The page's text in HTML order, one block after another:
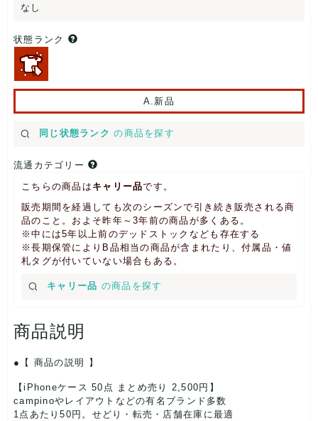
なし
状態ランク
A.新品
同じ状態ランク の商品を探す
流通カテゴリー
こちらの商品は キャリー品です。
販売期間を経過しても次のシーズンで引き続き販売される商
品のこと。およそ昨年～3年前の商品が多くある。
※中には5年以上前のデッドストックなども存在する
※長期保管によりB品相当の商品が含まれたり、付属品・値
札タグが付いていない場合もある。
キャリー品 の商品を探す
商品説明
【 商品の説明 】
【iPhoneケース 50点 まとめ売り 2,500円】
campinoやレイアウトなどの有名ブランド多数
1点あたり50円。せどり・転売・店舗在庫に最適